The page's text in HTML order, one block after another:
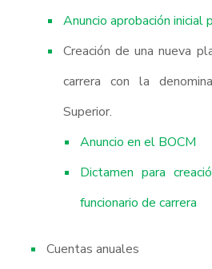
Anuncio aprobación
Creación de una nueva
carrera con la
Superior.
Anuncio en el BOCM
Dictamen para
funcionario de carrera
Cuentas anuales